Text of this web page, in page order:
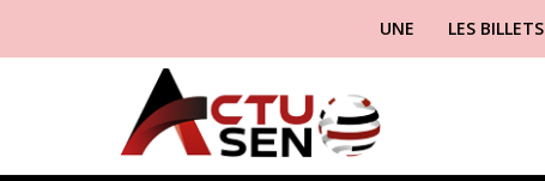
UNE LES BILLETS